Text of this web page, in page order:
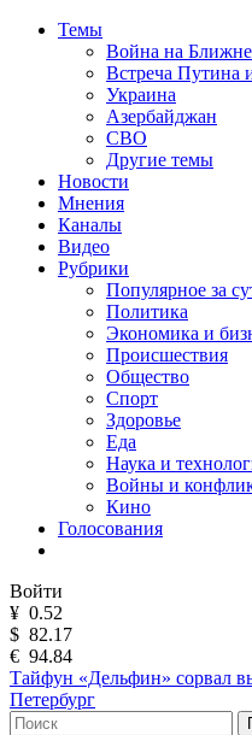
Темы
Война на
Встреча Путина
Украина
Азербайджан
СВО
Другие темы
Новости
Мнения
Каналы
Видео
Рубрики
Популярное за
Политика
Экономика и
Происшествия
Общество
Спорт
Здоровье
Еда
Наука и
Войны и
Кино
Голосования
Войти
¥ 0.52
$ 82.17
€ 94.84
Тайфун «Дельфин» сорвал
Петербург